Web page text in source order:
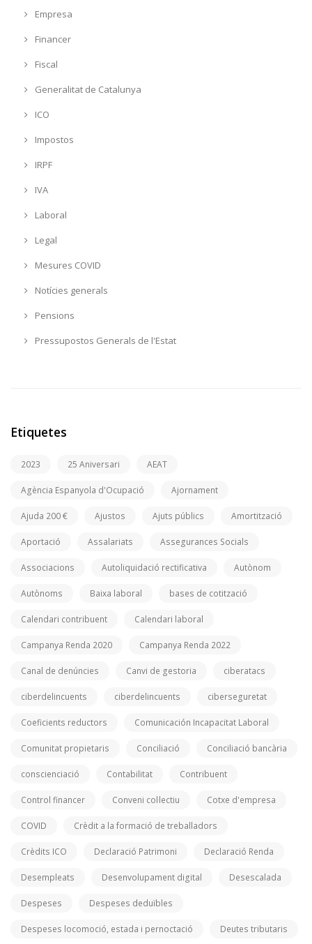
Empresa
Financer
Fiscal
Generalitat de Catalunya
ICO
Impostos
IRPF
IVA
Laboral
Legal
Mesures COVID
Notícies generals
Pensions
Pressupostos Generals de l'Estat
Etiquetes
2023 25 Aniversari AEAT
Agència Espanyola d'Ocupació Ajornament
Ajuda 200 € Ajustos Ajuts públics Amortització
Aportació Assalariats Assegurances Socials
Associacions Autoliquidació rectificativa Autònom
Autònoms Baixa laboral bases de cotització
Calendari contribuent Calendari laboral
Campanya Renda 2020 Campanya Renda 2022
Canal de denúncies Canvi de gestoria ciberatacs
ciberdelincuents ciberdelincuents ciberseguretat
Coeficients reductors Comunicación Incapacitat Laboral
Comunitat propietaris Conciliació Conciliació bancària
conscienciació Contabilitat Contribuent
Control financer Conveni col·lectiu Cotxe d'empresa
COVID Crèdit a la formació de treballadors
Crèdits ICO Declaració Patrimoni Declaració Renda
Desempleats Desenvolupament digital Desescalada
Despeses Despeses deduïbles
Despeses locomoció, estada i pernoctació Deutes tributaris